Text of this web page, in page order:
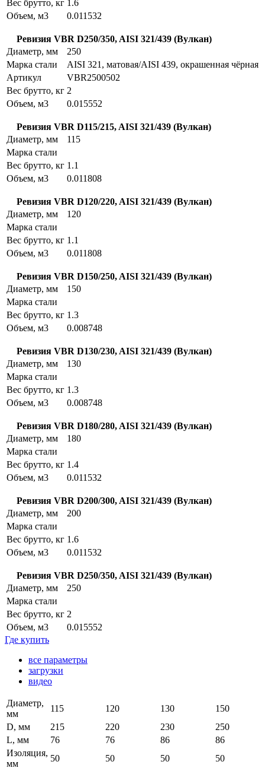
Вес брутто, кг 1.6
Объем, м3
0.011532
Ревизия VBR D250/350, AISI 321/439 (Вулкан)
Диаметр, мм
250
Марка стали
AISI 321, матовая/AISI 439, окрашенная чёрная
Артикул
VBR2500502
Вес брутто, кг 2
Объем, м3
0.015552
Ревизия VBR D115/215, AISI 321/439 (Вулкан)
Диаметр, мм
115
Марка стали
Вес брутто, кг 1.1
Объем, м3
0.011808
Ревизия VBR D120/220, AISI 321/439 (Вулкан)
Диаметр, мм
120
Марка стали
Вес брутто, кг 1.1
Объем, м3
0.011808
Ревизия VBR D150/250, AISI 321/439 (Вулкан)
Диаметр, мм
150
Марка стали
Вес брутто, кг 1.3
Объем, м3
0.008748
Ревизия VBR D130/230, AISI 321/439 (Вулкан)
Диаметр, мм
130
Марка стали
Вес брутто, кг 1.3
Объем, м3
0.008748
Ревизия VBR D180/280, AISI 321/439 (Вулкан)
Диаметр, мм
180
Марка стали
Вес брутто, кг 1.4
Объем, м3
0.011532
Ревизия VBR D200/300, AISI 321/439 (Вулкан)
Диаметр, мм
200
Марка стали
Вес брутто, кг 1.6
Объем, м3
0.011532
Ревизия VBR D250/350, AISI 321/439 (Вулкан)
Диаметр, мм
250
Марка стали
Вес брутто, кг 2
Объем, м3
0.015552
Где купить
все параметры
загрузки
видео
Диаметр,
мм
115 120 130
150
D, мм
215 220 230
250
L, мм
76 76 86
86
Изоляция,
мм
50 50 50 50